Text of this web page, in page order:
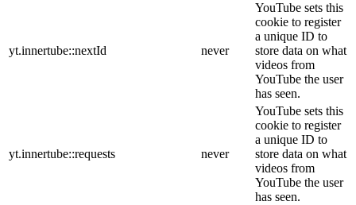
yt.innertube::nextId never
YouTube sets this
cookie to register
a unique ID to
store data on what
videos from
YouTube the user
has seen.
yt.innertube::requests never
YouTube sets this
cookie to register
a unique ID to
store data on what
videos from
YouTube the user
has seen.